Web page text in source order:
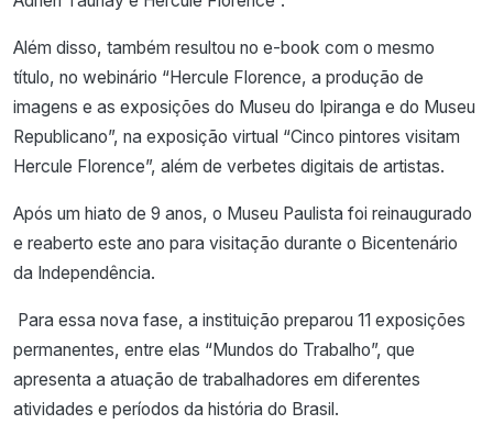
Além disso, também resultou no e-book com o mesmo
título, no webinário “Hercule Florence, a produção de
imagens e as exposições do Museu do Ipiranga e do Museu
Republicano”, na exposição virtual “Cinco pintores visitam
Hercule Florence”, além de verbetes digitais de artistas.
Após um hiato de 9 anos, o Museu Paulista foi reinaugurado
e reaberto este ano para visitação durante o Bicentenário
da Independência.
Para essa nova fase, a instituição preparou 11 exposições
permanentes, entre elas “Mundos do Trabalho”, que
apresenta a atuação de trabalhadores em diferentes
atividades e períodos da história do Brasil.